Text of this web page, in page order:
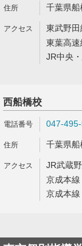
千葉県
東武野
東葉高
JR中央
西船橋校
047-
千葉県
JR武蔵
京成本
京成本